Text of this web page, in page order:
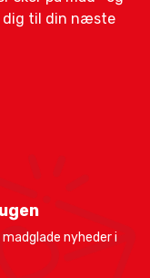
dig til din næste
nyheder i